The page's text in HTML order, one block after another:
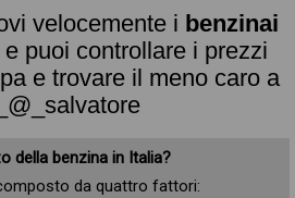
velocemente i benzinai
e puoi controllare i prezzi
e trovare il meno caro a
della benzina in Italia?
da quattro fattori: